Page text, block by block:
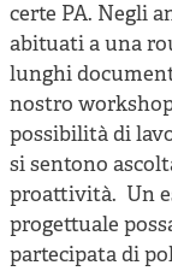
certe PA. Negli
abituati a una
lunghi
nostro
possibilità di
si sentono
proattività. Un
progettuale
partecipata di